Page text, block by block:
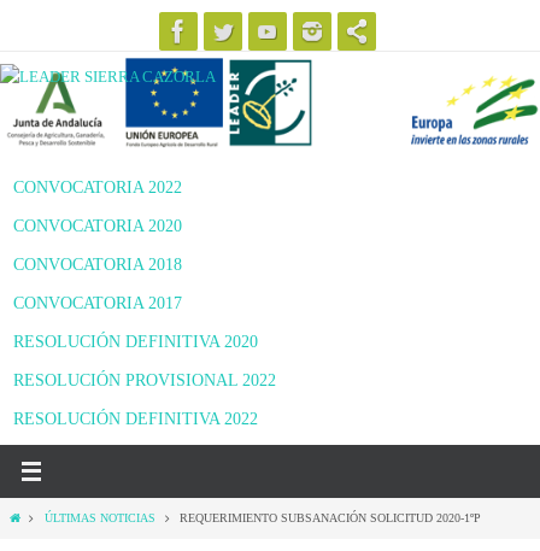
contenido
CONVOCATORIA 2022
CONVOCATORIA 2020
CONVOCATORIA 2018
CONVOCATORIA 2017
RESOLUCIÓN DEFINITIVA 2020
RESOLUCIÓN PROVISIONAL 2022
RESOLUCIÓN DEFINITIVA 2022
InicioÚLTIMAS NOTICIAS REQUERIMIENTO SUBSANACIÓN SOLICITUD 2020-1ºP